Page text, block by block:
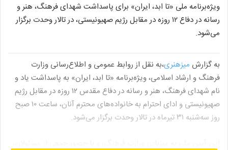
ویژه‌برنامه ملی «تا ابد، ایران» برای پاسداشت شهدای فرهنگ، هنر و
رسانه در دفاع ۱۲ روزه در مقابل رژیم صهیونیستی، در تالار وحدت برگزار
می‌شود.
به گزارش میزهنری،به نقل از روابط عمومی و اطلاع‌رسانی وزارت
فرهنگ و ارشاد اسلامی، ویژه‌برنامه «تا ابد، ایران» به پاسداشت یاد و
نام شهدای فرهنگ، هنر و رسانه در دفاع مقدس ۱۲ روزه در مقابل رژیم
صهیونیستی و ادای احترام به خانواده‌های محترم آنان، ساعت ۱۰ صبح
روز سه‌شنبه ۳۱ تیرماه در تالار وحدت برگزار می‌شود.